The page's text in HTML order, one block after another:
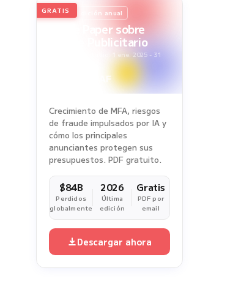
2026 Edición anual
White Paper sobre
Fraude Publicitario
Periodo del estudio: 1 ene. 2025 - 31
GRATIS
Crecimiento de MFA, riesgos
de fraude impulsados por IA y
cómo los principales
anunciantes protegen sus
presupuestos. PDF gratuito.
$84B
Perdidos
globalmente
2026
Última
edición
Gratis
PDF por
email
Descargar ahora